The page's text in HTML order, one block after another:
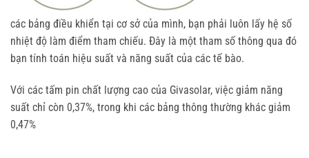
các bảng điều khiển tại cơ sở của mình, bạn phải luôn lấy hệ số
nhiệt độ làm điểm tham chiếu. Đây là một tham số thông qua đó
bạn tính toán hiệu suất và năng suất của các tế bào.
Với các tấm pin chất lượng cao của Givasolar, việc giảm năng
suất chỉ còn 0,37%, trong khi các bảng thông thường khác giảm
0,47%